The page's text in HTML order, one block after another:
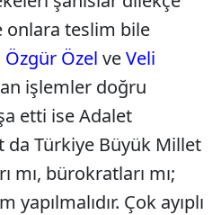
onlara teslim bile
Özgür Özel veVeli
işlemler doğru
etti ise Adalet
da Türkiye Büyük Millet
mı, bürokratları mı;
Çok ayıplı